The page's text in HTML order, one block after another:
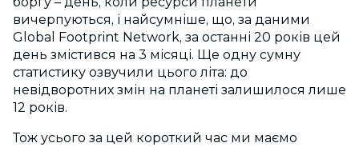
вичерпуються, і найсумніше, що, за даними
Global Footprint Network, за останні 20 років цей
день змістився на 3 місяці. Ще одну сумну
статистику озвучили цього літа: до
невідворотних змін на планеті залишилося лише
12 років.
Тож усього за цей короткий час ми маємо